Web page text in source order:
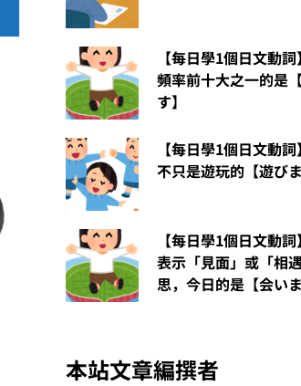
【每日學1個日文動
頻率前十大之一的是
す】
【每日學1個日文動
不只是遊玩的【遊びま
【每日學1個日文動
表示「見面」或「相
思，今日的是【会いま
本站文章編撰者